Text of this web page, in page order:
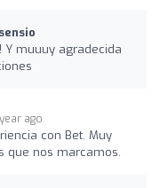
muuuy agradecida
ago
con Bet. Muy
que nos marcamos.